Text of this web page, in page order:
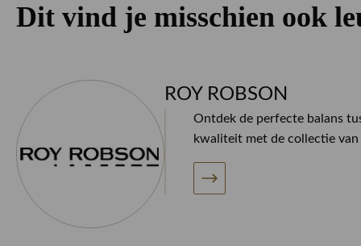
Dit vind je misschien ook
ROY ROBSON
Ontdek de perfecte balans
kwaliteit met de collectie van